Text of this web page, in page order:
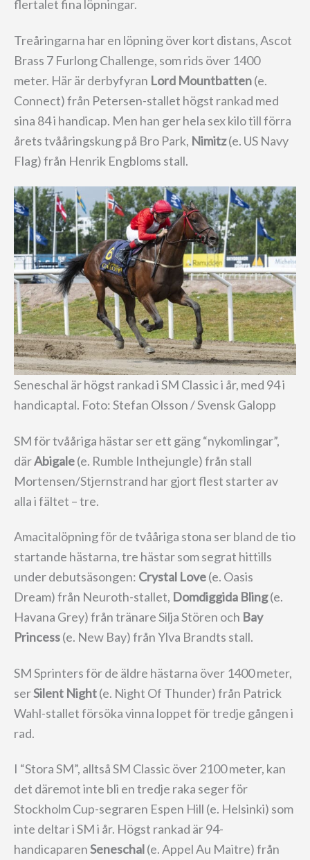
flertalet fina löpningar.
Treåringarna har en löpning över kort distans, Ascot
Brass 7 Furlong Challenge, som rids över 1400
meter. Här är derbyfyran Lord Mountbatten(e.
Connect) från Petersen-stallet högst rankad med
sina 84 i handicap. Men han ger hela sex kilo till förra
årets tvååringskung på Bro Park, Nimitz(e. US Navy
Flag) från Henrik Engbloms stall.
Seneschal är högst rankad i SM Classic i år, med 94 i
handicaptal. Foto: Stefan Olsson / Svensk Galopp
SM för tvååriga hästar ser ett gäng “nykomlingar”,
därAbigale(e. Rumble Inthejungle) från stall
Mortensen/Stjernstrand har gjort flest starter av
alla i fältet – tre.
Amacitalöpning för de tvååriga stona ser bland de tio
startande hästarna, tre hästar som segrat hittills
under debutsäsongen: Crystal Love(e. Oasis
Dream) från Neuroth-stallet, Domdiggida Bling(e.
Havana Grey) från tränare Silja Stören och Bay
Princess(e. New Bay) från Ylva Brandts stall.
SM Sprinters för de äldre hästarna över 1400 meter,
serSilent Night(e. Night Of Thunder) från Patrick
Wahl-stallet försöka vinna loppet för tredje gången i
rad.
I “Stora SM”, alltså SM Classic över 2100 meter, kan
det däremot inte bli en tredje raka seger för
Stockholm Cup-segraren Espen Hill (e. Helsinki) som
inte deltar i SM i år. Högst rankad är 94-
handicaparenSeneschal(e. Appel Au Maitre) från